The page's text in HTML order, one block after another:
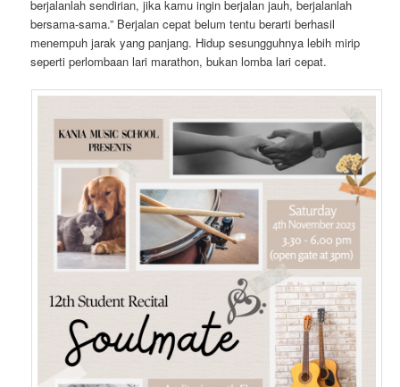
berjalanlah sendirian, jika kamu ingin berjalan jauh, berjalanlah
bersama-sama.” Berjalan cepat belum tentu berarti berhasil
menempuh jarak yang panjang. Hidup sesungguhnya lebih mirip
seperti perlombaan lari marathon, bukan lomba lari cepat.